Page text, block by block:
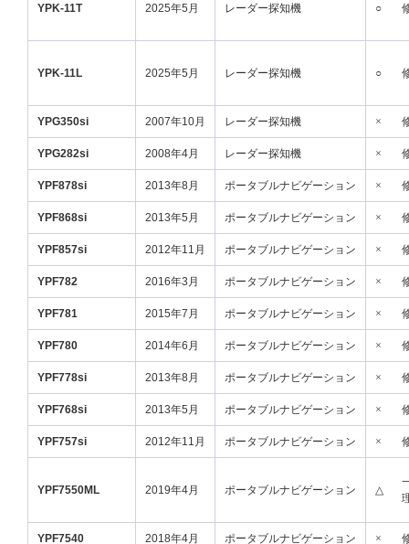
YPK-11T 2025年5月 レーダー探知機 ○
YPK-11L 2025年5月 レーダー探知機 ○
YPG350si 2007年10月 レーダー探知機 ×
YPG282si 2008年4月 レーダー探知機 ×
YPF878si 2013年8月 ポータブルナビゲーション ×
YPF868si 2013年5月 ポータブルナビゲーション ×
YPF857si 2012年11月 ポータブルナビゲーション ×
YPF782 2016年3月 ポータブルナビゲーション ×
YPF781 2015年7月 ポータブルナビゲーション ×
YPF780 2014年6月 ポータブルナビゲーション ×
YPF778si 2013年8月 ポータブルナビゲーション ×
YPF768si 2013年5月 ポータブルナビゲーション ×
YPF757si 2012年11月 ポータブルナビゲーション ×
YPF7550ML 2019年4月 ポータブルナビゲーション △
YPF7540 2018年4月 ポータブルナビゲーション ×